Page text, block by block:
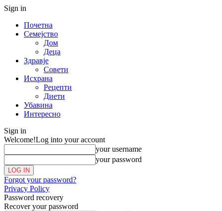
Sign in
Почетна
Семејство
Дом
Деца
Здравје
Совети
Исхрана
Рецепти
Диети
Убавина
Интересно
Sign in
Welcome!Log into your account
your username
your password
Forgot your password?
Privacy Policy
Password recovery
Recover your password